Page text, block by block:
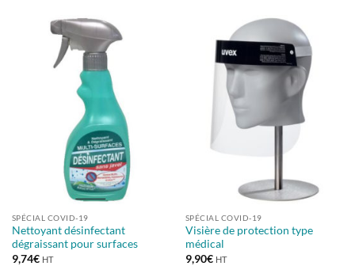
SPÉCIAL COVID-19
Nettoyant désinfectant
dégraissant pour surfaces
9,74€ HT
SPÉCIAL COVID-19
Visière de protection type
médical
9,90€ HT